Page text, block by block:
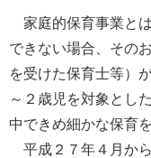
家庭的保育事業と
できない場合、その
を受けた保育士等）
～２歳児を対象とし
中できめ細かな保育
平成２７年４月か